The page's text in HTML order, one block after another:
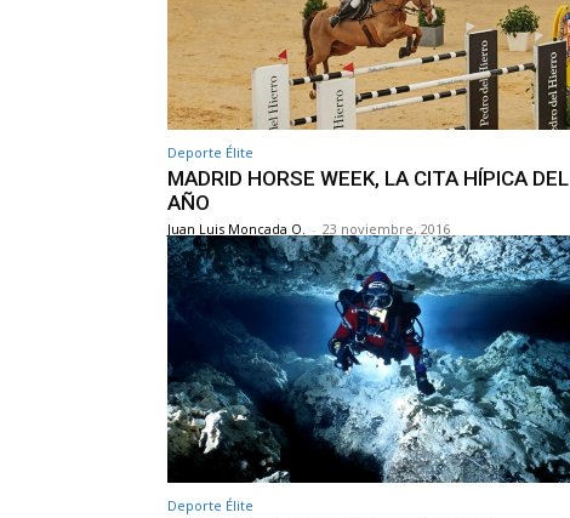
Deporte Élite
MADRID HORSE WEEK, LA CITA HÍPICA DEL
AÑO
Juan Luis Moncada O. - 23 noviembre, 2016
Deporte Élite